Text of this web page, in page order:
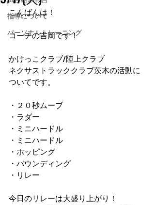
指導について
パーソナルトレーニング
こんばんは！
コーチの吉岡です！
かけっこクラブ/陸上クラブ
ネクサストラッククラブ茨木の活動に
ついてです。
・２０秒ムーブ
・ラダー
・ミニハードル
・ミニハードル
・ホッピング
・バウンディング
・リレー
今日のリレーは大盛り上がり！